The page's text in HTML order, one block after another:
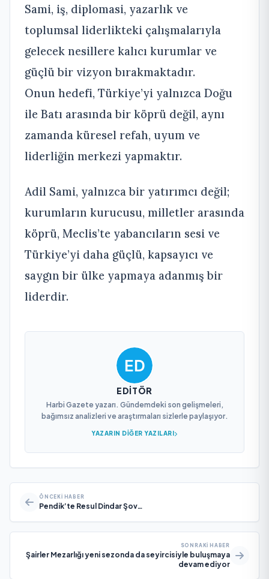
Sami, iş, diplomasi, yazarlık ve
toplumsal liderlikteki çalışmalarıyla
gelecek nesillere kalıcı kurumlar ve
güçlü bir vizyon bırakmaktadır.
Onun hedefi, Türkiye’yi yalnızca Doğu
ile Batı arasında bir köprü değil, aynı
zamanda küresel refah, uyum ve
liderliğin merkezi yapmaktır.
Adil Sami, yalnızca bir yatırımcı değil;
kurumların kurucusu, milletler arasında
köprü, Meclis’te yabancıların sesi ve
Türkiye’yi daha güçlü, kapsayıcı ve
saygın bir ülke yapmaya adanmış bir
liderdir.
EDITÖR
Harbi Gazete yazarı. Gündemdeki son gelişmeleri,
bağımsız analizleri ve araştırmaları sizlerle paylaşıyor.
YAZARIN DIĞER YAZILARI
ÖNCEKI HABER
Pendik’te Resul Dindar Şov…
SONRAKI HABER
Şairler Mezarlığı yeni sezonda da seyircisiyle buluşmaya
devam ediyor